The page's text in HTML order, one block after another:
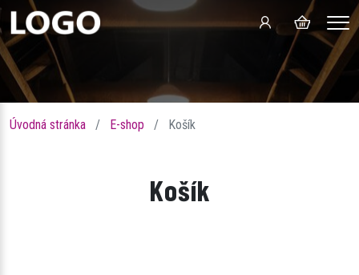
Víno zrodené
Úvodná stránka E-shop Košík
Košík